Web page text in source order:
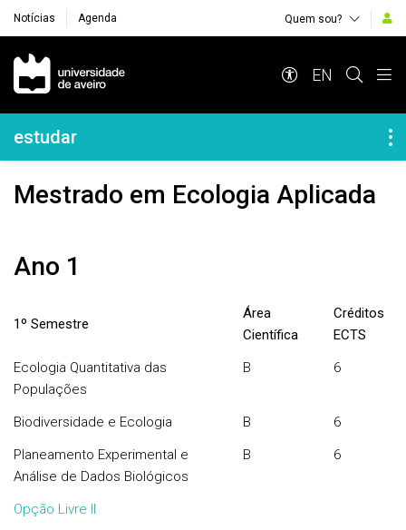
Notícias Agenda Quem sou?
Navegação Principal
EN
Navegação Lateral
estudar
Mestrado em Ecologia Aplicada
Ano 1
1º Semestre
Área
Científica
Créditos
ECTS
Ecologia Quantitativa das
Populações
B 6
Biodiversidade e Ecologia B
6
Planeamento Experimental e
Análise de Dados Biológicos
B 6
Opção Livre II